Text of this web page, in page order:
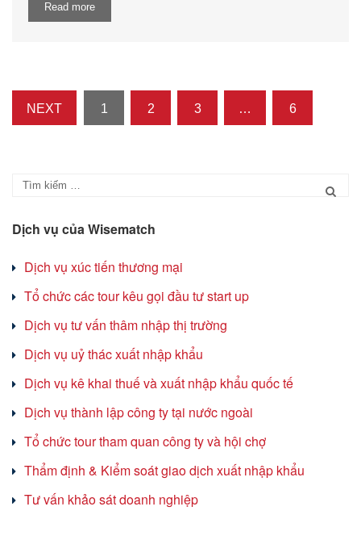
Read more
1 2 3 … 6
NEXT
Dịch vụ của Wisematch
Dịch vụ xúc tiến thương mại
Tổ chức các tour kêu gọi đầu tư start up
Dịch vụ tư vấn thâm nhập thị trường
Dịch vụ uỷ thác xuất nhập khẩu
Dịch vụ kê khai thuế và xuất nhập khẩu quốc tế
Dịch vụ thành lập công ty tại nước ngoài
Tổ chức tour tham quan công ty và hội chợ
Thẩm định & Kiểm soát giao dịch xuất nhập khẩu
Tư vấn khảo sát doanh nghiệp